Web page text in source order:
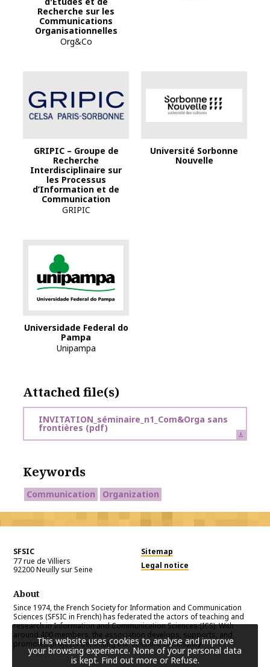
Recherche sur les
Communications
Organisationnelles
Org&Co
GRIPIC – Groupe de
Recherche
Interdisciplinaire sur
les Processus
d’Information et de
Communication
GRIPIC
Logo Sorbonne
Université Sorbonne
Nouvelle
Universidade Federal do
Pampa
Unipampa
Attached file(s)
INVITATION_séminaire_n1_Com&Orga sans
frontières (pdf)
Keywords
Communication Organization
SFSIC
77 rue de Villiers
92200Neuilly sur Seine
Sitemap
Legal notice
About
Since 1974, the French Society for Information and Communication
Sciences (SFSIC in French) has federated the actors of teaching and
research in Information and Communication Sciences (ICS). With
around 400 members, the association develops, supports, and
promotes projects benefiting our scientific community.
This website uses cookies to analyse and improve
your browsing experience. None of your personal data
is kept. Find out more or Refuse.